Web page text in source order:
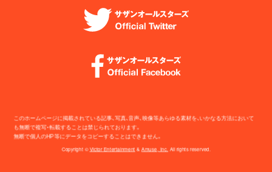
このホームページに掲載されている記事、写真、音声、映像等あらゆる素材を、いかなる方法において
も無断で複写・転載することは禁じられております。
無断で個人のHP等にデータをコピーすることはできません。
Copyright ©Victor Entertainment &Amuse, Inc. All rights reserved.